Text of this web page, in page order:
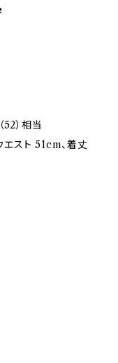
）相当
エスト 51cm、着丈